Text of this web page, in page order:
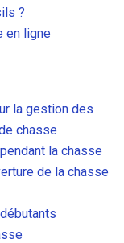
?
en ligne
la gestion des
chasse
la chasse
de la chasse